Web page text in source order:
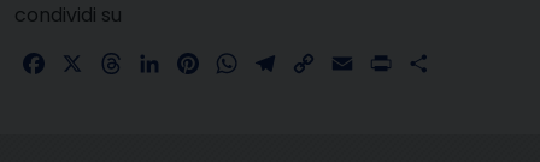
condividi su
FacebookThreadsLinkedInPinterestWhatsApp
Telegram
Copy Email Print